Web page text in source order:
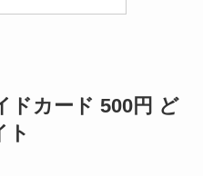
ドカード 500円 ど
ト